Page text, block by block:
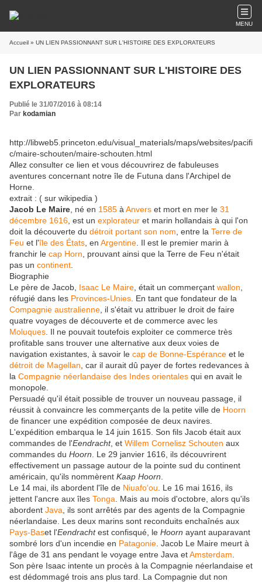
MENU
Accueil » UN LIEN PASSIONNANT SUR L'HISTOIRE DES EXPLORATEURS
UN LIEN PASSIONNANT SUR L'HISTOIRE DES
EXPLORATEURS
Publié le 31/07/2016 à 08:14
Par kodamian
http://libweb5.princeton.edu/visual_materials/maps/websites/pacifi
c/maire-schouten/maire-schouten.html
Allez consulter ce lien et vous découvrirez de fabuleuses
aventures concernant notre île de Futuna dans l'Archipel de
Horne.
extrait : ( sur wikipedia )
Jacob Le Maire , né en 1585 à Anvers et mort en mer le 31
décembre 1616 , est un explorateur et marin hollandais à qui l'on
doit la découverte du détroit portant son nom , entre la Terre de
Feu et l'île des États , en Argentine . Il est le premier marin à
franchir le cap Horn , prouvant ainsi que la Terre de Feu n'était
pas un continent
Biographie
Le père de Jacob, Isaac Le Maire , était un commerçant wallon
réfugié dans les Provinces-Unies . En tant que fondateur de la
Compagnie australienne , il s'était vu attribuer le droit de faire
quatre voyages de découverte et de commerce avec les
Moluques . Il ne pouvait toutefois exploiter ce commerce très
profitable sans trouver une alternative aux deux voies de
navigation existantes, à savoir le cap de Bonne-Espérance et le
détroit de Magellan , car il aurait dû payer de fortes redevances à
la Compagnie néerlandaise des Indes orientales qui en avait le
monopole.
Persuadé qu'il était possible de trouver un nouveau passage, il
réussit à convaincre les commerçants de la petite ville de Hoorn
de financer une expédition composée de deux navires.
L'expédition embarqua le 14 juin 1615. Son fils Jacob était aux
commandes de l'Eendracht, et Willem Cornelisz Schouten aux
commandes du Hoorn . Le 29 janvier 1616, ils découvrirent
effectivement un passage autour de la pointe sud du continent
américain, qu'ils nommèrent Kaap Hoorn
Le 14 mai, ils abordent l'île de Niuafoʻou . Le 16 mai 1616, ils
jettent l'ancre aux îles Tonga . Mais au mois d'octobre, alors qu'ils
abordent Java , ils sont arrêtés par des agents de la Compagnie
néerlandaise. Les deux marins sont reconduits enchaînés aux
Pays-Baset l'Eendrachtest confisqué, le Hoorn ayant auparavant
sombré lors d'un incendie en Patagonie . Jacob Le Maire meurt à
l'âge de 31 ans pendant le voyage entre Java etAmsterdam
Son père Isaac intente un procès à la Compagnie néerlandaise et
est dédommagé trois ans plus tard. La Compagnie dut non